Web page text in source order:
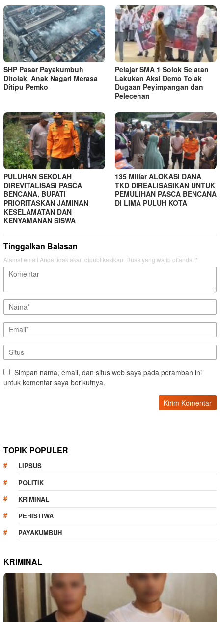
SHP Pasar Payakumbuh
Ditolak, Anak Nagari Merasa
Ditipu Pemko
Pelajar SMA 1 Solok Selatan
Lakukan Aksi Demo Tolak
Dugaan Peyimpangan dan
Pelecehan
PULUHAN SEKOLAH
DIREVITALISASI PASCA
BENCANA, BUPATI
PRIORITASKAN JAMINAN
KESELAMATAN DAN
KENYAMANAN SISWA
135 Miliar ALOKASI DANA
TKD DIREALISASIKAN UNTUK
PEMULIHAN PASCA BENCANA
DI LIMA PULUH KOTA
Tinggalkan Balasan
Alamat email Anda tidak akan dipublikasikan. Ruas yang wajib ditandai *
Simpan nama, email, dan situs web saya pada peramban ini
untuk komentar saya berikutnya.
TOPIK POPULER
LIPSUS
POLITIK
KRIMINAL
PERISTIWA
PAYAKUMBUH
KRIMINAL